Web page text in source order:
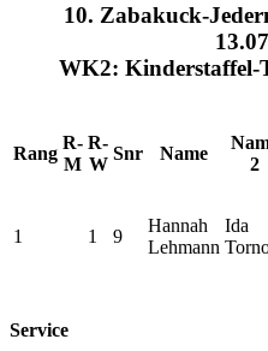
10. Zabakuck-
WK2: Kinderstaffel-
Rang
R-
M
R-
W
Snr Name
2
1 1 9
Hannah
Lehmann
Ida
Service